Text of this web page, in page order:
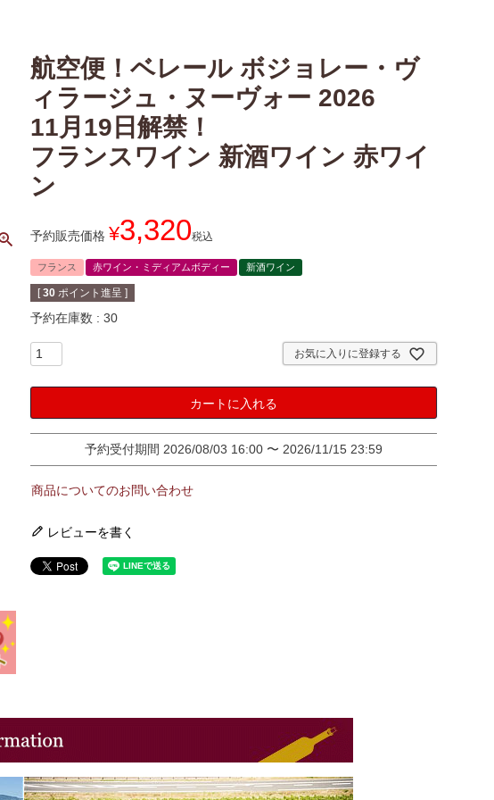
航空便！ベレール ボジョレー・ヴ
ィラージュ・ヌーヴォー 2026
11月19日解禁！
フランスワイン 新酒ワイン 赤ワイ
ン
予約販売価格 ¥3,320税込
フランス 赤ワイン・ミディアムボディー 新酒ワイン
[ 30 ポイント進呈 ]
予約在庫数 30
お気に入りに登録する
カートに入れる
予約受付期間 2026/08/03 16:00 〜 2026/11/15 23:59
商品についてのお問い合わせ
レビューを書く